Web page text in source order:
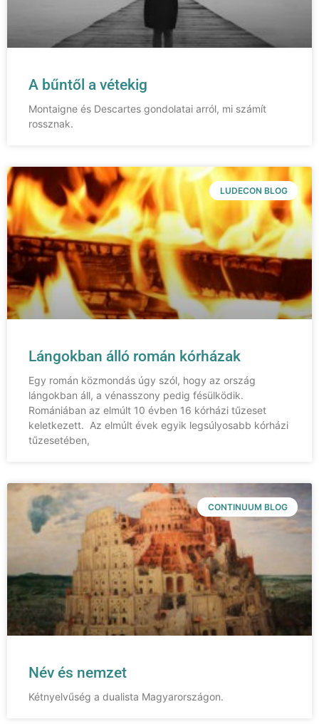
A bűntől a vétekig
Montaigne és Descartes gondolatai arról, mi számít
rossznak.
LUDECON BLOG
Lángokban álló román kórházak
Egy román közmondás úgy szól, hogy az ország
lángokban áll, a vénasszony pedig fésülködik.
Romániában az elmúlt 10 évben 16 kórházi tűzeset
keletkezett. Az elmúlt évek egyik legsúlyosabb kórházi
tűzesetében,
CONTINUUM BLOG
Név és nemzet
Kétnyelvűség a dualista Magyarországon.